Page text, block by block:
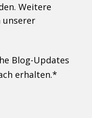
Weitere
unserer
Blog-Updates
erhalten.*